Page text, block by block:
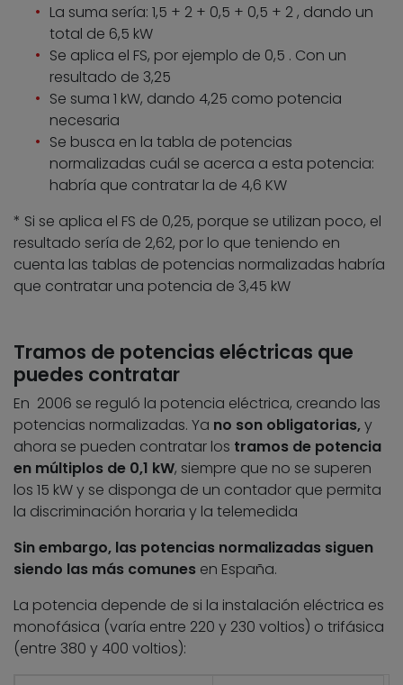
La suma sería: 1,5 + 2 + 0,5 + 0,5 + 2 , dando un
total de 6,5 kW
Se aplica el FS, por ejemplo de 0,5 . Con un
resultado de 3,25
Se suma 1 kW, dando 4,25 como potencia
necesaria
Se busca en la tabla de potencias
normalizadas cuál se acerca a esta potencia:
habría que contratar la de 4,6 KW
* Si se aplica el FS de 0,25, porque se utilizan poco, el
resultado sería de 2,62, por lo que teniendo en
cuenta las tablas de potencias normalizadas habría
que contratar una potencia de 3,45 kW
Tramos de potencias eléctricas que
puedes contratar
En 2006 se reguló la potencia eléctrica, creando las
potencias normalizadas. Ya no son obligatorias,y
ahora se pueden contratar los tramos de potencia
en múltiplos de 0,1 kW, siempre que no se superen
los 15 kW y se disponga de un contador que permita
la discriminación horaria y la telemedida
Sin embargo, las potencias normalizadas siguen
siendo las más comunes en España.
La potencia depende de si la instalación eléctrica es
monofásica (varía entre 220 y 230 voltios) o trifásica
(entre 380 y 400 voltios):